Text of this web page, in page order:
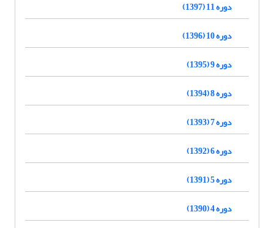
دوره 11 (1397)
دوره 10 (1396)
دوره 9 (1395)
دوره 8 (1394)
دوره 7 (1393)
دوره 6 (1392)
دوره 5 (1391)
دوره 4 (1390)